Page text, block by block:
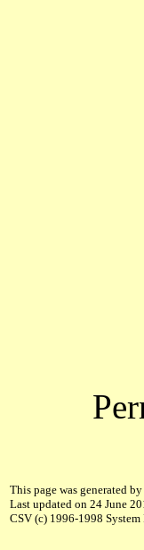
This page was generated
Last updated on 24 June
CSV (c) 1996-1998